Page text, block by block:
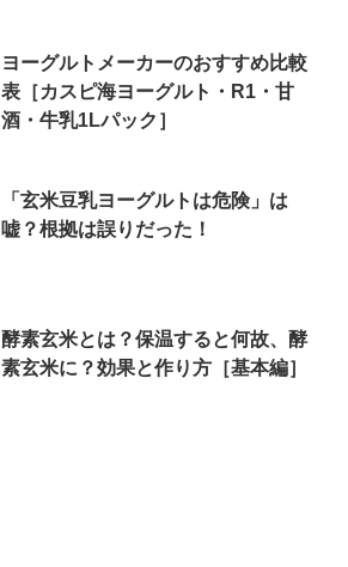
ヨーグルトメーカーのおすすめ比較
表［カスピ海ヨーグルト・R1・甘
酒・牛乳1Lパック］
「玄米豆乳ヨーグルトは危険」は
嘘？根拠は誤りだった！
酵素玄米とは？保温すると何故、酵
素玄米に？効果と作り方［基本編］